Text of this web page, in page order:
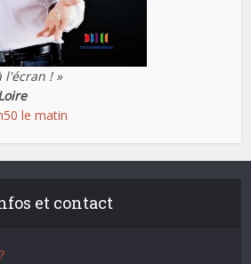
! »
le matin
et contact